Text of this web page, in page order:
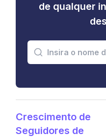
de qualquer
Crescimento de
Seguidores de